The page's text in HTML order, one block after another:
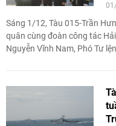
Sáng 1/12, Tàu 015-Trần
quân cùng đoàn công tác
Nguyễn Vĩnh Nam, Phó Tư
Trung Quốc, Nhật Bản và